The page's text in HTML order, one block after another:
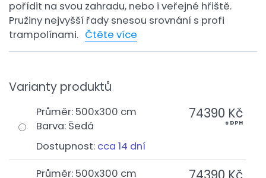
pořídit na svou zahradu, nebo i veřejné hřiště.
Pružiny nejvyšší řady snesou srovnání s profi
trampolínami. Čtěte více
Varianty produktů
Průměr: 500x300 cm
Barva: Šedá
Dostupnost: cca 14 dní
74390 Kč
s DPH
Průměr: 500x300 cm